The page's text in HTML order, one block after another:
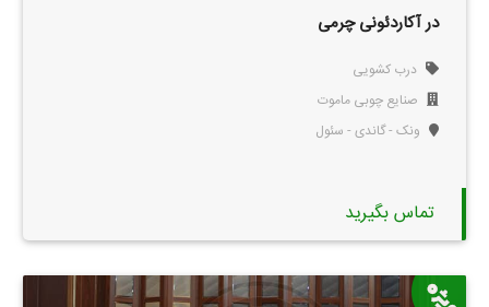
در آکاردئونی چرمی
درب کشویی
صنایع چوبی ماموت
ونک - گاندی - سئول
تماس بگیرید